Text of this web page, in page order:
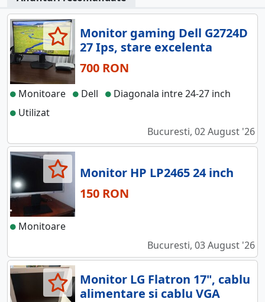
Monitor gaming Dell G2724D
27 Ips, stare excelenta
700 RON
Monitoare Dell
Diagonala intre 24-27 inch
Utilizat
Bucuresti, 02 August '26
Monitor HP LP2465 24 inch
150 RON
Monitoare
Bucuresti, 03 August '26
Monitor LG Flatron 17", cablu
alimentare si cablu VGA